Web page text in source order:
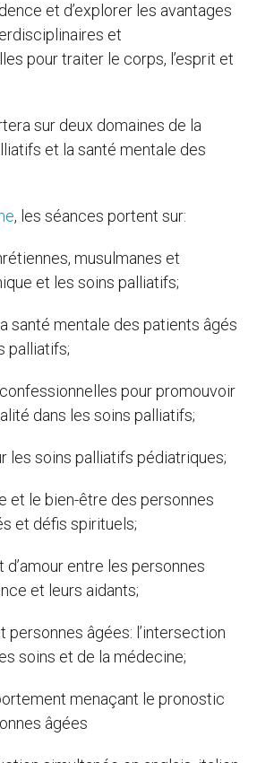
et d’explorer les avantages
et
pour traiter le corps, l’esprit et
sur deux domaines de la
et la santé mentale des
, les séances portent sur:
musulmanes et
et les soins palliatifs;
santé mentale des patients âgés
palliatifs;
pour promouvoir
dans les soins palliatifs;
les soins palliatifs pédiatriques;
et le bien-être des personnes
et défis spirituels;
entre les personnes
et leurs aidants;
personnes âgées: l’intersection
soins et de la médecine;
menaçant le pronostic
âgées